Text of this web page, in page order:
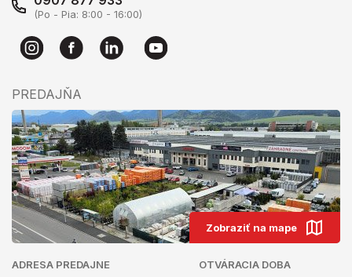
(Po - Pia: 8:00 - 16:00)
PREDAJŇA
Zobraziť na mape
ADRESA PREDAJNE OTVÁRACIA DOBA